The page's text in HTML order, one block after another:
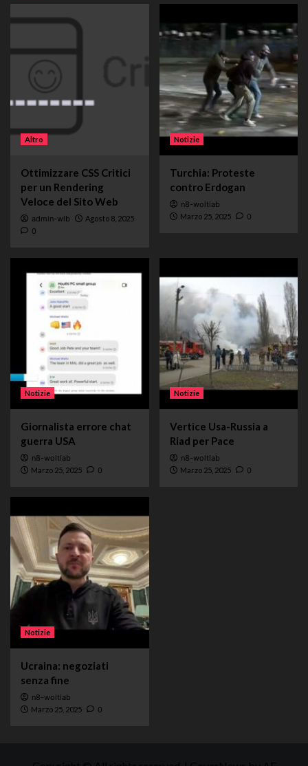
Altro
Ottimizzare CSS Critici
per un Rendering
Veloce del Sito Web
admin-wlb Agosto 8, 2025
0
Notizie
Turchia: Proteste
contro Erdogan
n8-woltlab
Marzo 25, 2025 0
Notizie
Giornalista errore chat
guerra USA
n8-woltlab
Marzo 25, 2025 0
Notizie
Vertice Usa-Russia a
Riad per Pace
n8-woltlab
Marzo 25, 2025 0
Notizie
Ucraina: negoziati
senza fine
n8-woltlab
Marzo 25, 2025 0